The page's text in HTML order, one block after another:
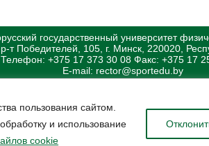
пользования сайтом.
и использование
cookie
государственный университет
т Победителей, 105, г. Минск, 220020,
Телефон: +375 17 373 30 08 Факс: +375 17
E-mail: rector@sportedu.by